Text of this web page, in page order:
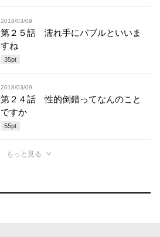
2018/03/09
第２５話 濡れ手にバブルといいま
すね
35pt
2018/03/09
第２４話 性的倒錯ってなんのこと
ですか
55pt
もっと見る